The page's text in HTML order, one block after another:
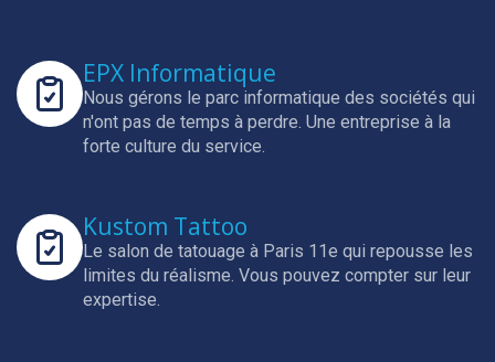
EPX Informatique
Nous gérons le parc informatique des sociétés qui
n'ont pas de temps à perdre. Une entreprise à la
forte culture du service.
Kustom Tattoo
Le salon de tatouage à Paris 11e qui repousse les
limites du réalisme. Vous pouvez compter sur leur
expertise.